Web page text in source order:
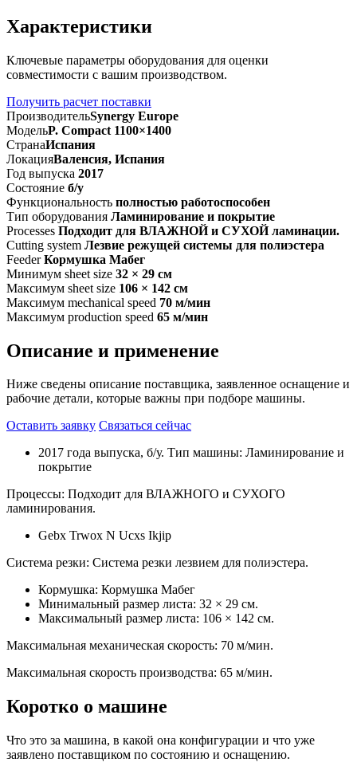
Характеристики
Ключевые параметры оборудования для оценки
совместимости с вашим производством.
Получить расчет поставки
ПроизводительSynergy Europe
МодельP. Compact 1100×1400
СтранаИспания
ЛокацияВаленсия, Испания
Год выпуска 2017
Состояние б/у
Функциональность полностью работоспособен
Тип оборудования Ламинирование и покрытие
Processes Подходит для ВЛАЖНОЙ и СУХОЙ ламинации.
Cutting system Лезвие режущей системы для полиэстера
Feeder Кормушка Мабег
Минимум sheet size 32 × 29 см
Максимум sheet size 106 × 142 см
Максимум mechanical speed 70 м/мин
Максимум production speed 65 м/мин
Описание и применение
Ниже сведены описание поставщика, заявленное оснащение и
рабочие детали, которые важны при подборе машины.
Оставить заявку Связаться сейчас
2017 года выпуска, б/у. Тип машины: Ламинирование и
покрытие
Процессы: Подходит для ВЛАЖНОГО и СУХОГО
ламинирования.
Gebx Trwox N Ucxs Ikjip
Система резки: Система резки лезвием для полиэстера.
Кормушка: Кормушка Мабег
Минимальный размер листа: 32 × 29 см.
Максимальный размер листа: 106 × 142 см.
Максимальная механическая скорость: 70 м/мин.
Максимальная скорость производства: 65 м/мин.
Коротко о машине
Что это за машина, в какой она конфигурации и что уже
заявлено поставщиком по состоянию и оснащению.